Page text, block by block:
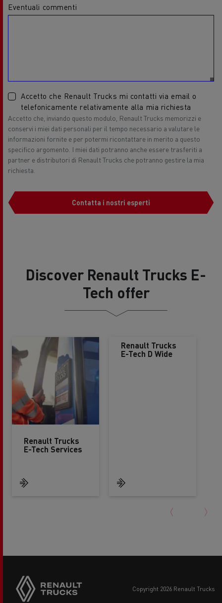
Eventuali commenti
Accetto che Renault Trucks mi contatti via email o
telefonicamente relativamente alla mia richiesta
Accetto che, inviando questo modulo, Renault Trucks memorizzi e
conservi i miei dati personali per il tempo necessario a valutare le
informazioni fornite e per potermi ricontattare in merito a questo
specifico argomento. I miei dati potranno anche essere trasferiti a
partner e distributori di Renault Trucks che potranno gestire la mia
richiesta.
Contatta i nostri esperti
Discover Renault Trucks E-
Tech offer
Renault Trucks
E-Tech Services
Renault Trucks
E-Tech D Wide
copyright 2026 Renault Trucks